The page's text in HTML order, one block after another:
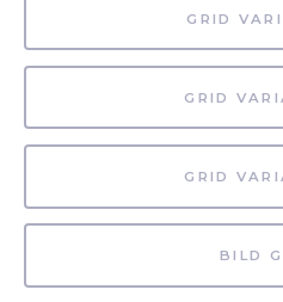
GRID
GRID
GRID
BILD